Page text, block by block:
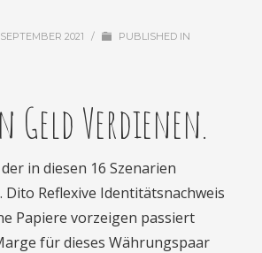
2021 /
PUBLISHED IN
Verdienen.
in diesen 16 Szenarien
Reflexive Identitätsnachweis
Papiere vorzeigen passiert
für dieses Währungspaar